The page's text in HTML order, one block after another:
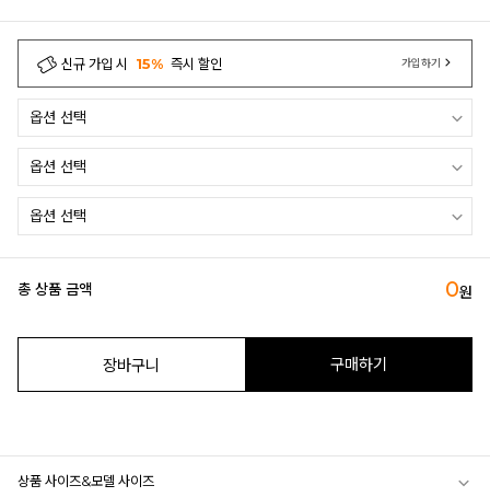
신규 가입 시 15% 즉시 할인 가입하기
총 상품 금액 0원
장바구니 구매하기
상품 사이즈&모델 사이즈